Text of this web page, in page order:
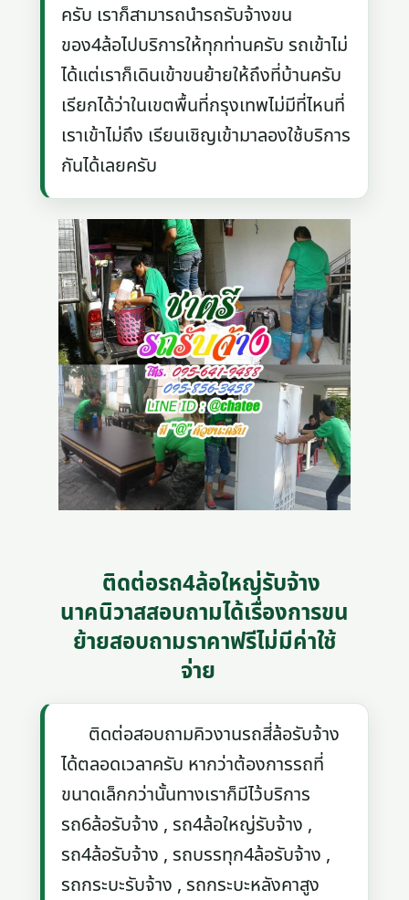
ครับ เราก็สามารถนำรถรับจ้างขน
ของ4ล้อไปบริการให้ทุกท่านครับ รถเข้าไม่
ได้แต่เราก็เดินเข้าขนย้ายให้ถึงที่บ้านครับ
เรียกได้ว่าในเขตพื้นที่กรุงเทพไม่มีที่ไหนที่
เราเข้าไม่ถึง เรียนเชิญเข้ามาลองใช้บริการ
กันได้เลยครับ
ติดต่อรถ4ล้อใหญ่รับจ้าง
นาคนิวาสสอบถามได้เรื่องการขน
ย้ายสอบถามราคาฟรีไม่มีค่าใช้
จ่าย
ติดต่อสอบถามคิวงานรถสี่ล้อรับจ้าง
ได้ตลอดเวลาครับ หากว่าต้องการรถที่
ขนาดเล็กกว่านั้นทางเราก็มีไว้บริการ
รถ6ล้อรับจ้าง , รถ4ล้อใหญ่รับจ้าง ,
รถ4ล้อรับจ้าง , รถบรรทุก4ล้อรับจ้าง ,
รถกระบะรับจ้าง , รถกระบะหลังคาสูง